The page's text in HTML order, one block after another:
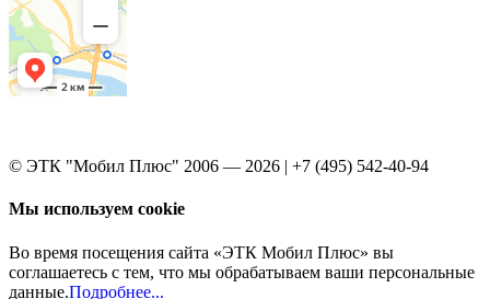
© ЭТК "Мобил Плюс" 2006 — 2026 | +7 (495) 542-40-94
Мы используем cookie
Во время посещения сайта «ЭТК Мобил Плюс» вы
соглашаетесь с тем, что мы обрабатываем ваши персональные
данные.Подробнее...